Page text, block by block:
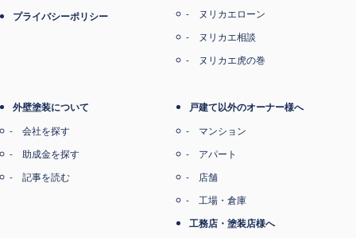
プライバシーポリシー
ヌリカエローン
ヌリカエ相談
ヌリカエ虎の巻
外壁塗装について
会社を探す
助成金を探す
記事を読む
戸建て以外のオーナー様へ
マンション
アパート
店舗
工場・倉庫
工務店・塗装店様へ